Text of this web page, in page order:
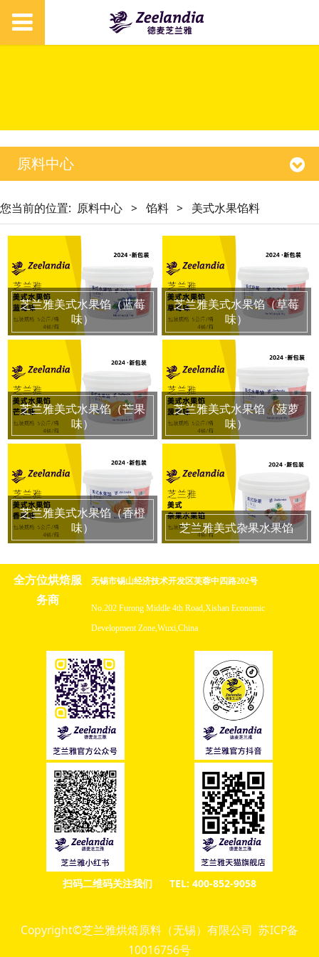
原料中心
您当前的位置: 原料中心 > 馅料 > 美式水果馅料
芝兰雅美式水果馅（蓝莓
味）
芝兰雅美式水果馅（草莓
味）
芝兰雅美式水果馅（芒果
味）
芝兰雅美式水果馅（菠萝
味）
芝兰雅美式水果馅（香橙
味）
芝兰雅美式杂果水果馅
全方位烘焙服
务商
无锡市锡山经济技术开发区芙蓉中四路202号
No.202 Furong Middle 4th Road,Xishan Economic
Development Zone,Wuxi,China
扫码二维码关注我们 TEL: 400-852-9058
Copyright©芝兰雅烘焙原料（无锡）有限公司 苏ICP备
10016756号